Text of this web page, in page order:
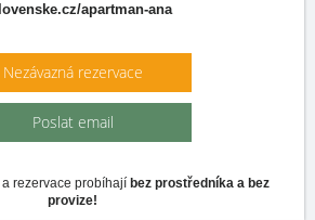
apartman-ana
Nezávazná rezervace
Poslat email
rezervace probíhají bez prostředníka a bez
provize!